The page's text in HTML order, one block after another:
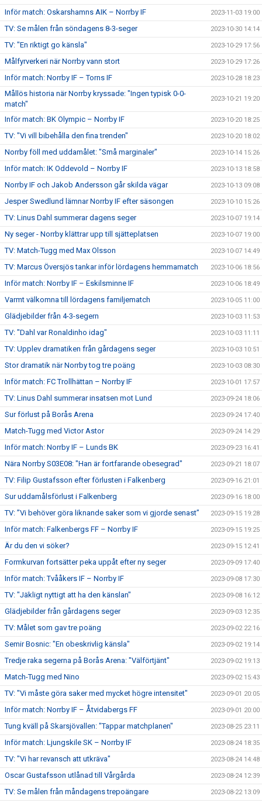
Inför match: Oskarshamns AIK – Norrby IF
2023-11-03 19:00
TV: Se målen från söndagens 8-3-seger 2023-10-30 14:14
TV: "En riktigt go känsla" 2023-10-29 17:56
Målfyrverkeri när Norrby vann stort 2023-10-29 17:26
Inför match: Norrby IF – Torns IF 2023-10-28 18:23
Mållös historia när Norrby kryssade: "Ingen typisk 0-0-
match"
2023-10-21 19:20
Inför match: BK Olympic – Norrby IF 2023-10-20 18:25
TV: "Vi vill bibehålla den fina trenden" 2023-10-20 18:02
Norrby föll med uddamålet: "Små marginaler" 2023-10-14 15:26
Inför match: IK Oddevold – Norrby IF 2023-10-13 18:58
Norrby IF och Jakob Andersson går skilda vägar 2023-10-13 09:08
Jesper Swedlund lämnar Norrby IF efter säsongen 2023-10-10 15:26
TV: Linus Dahl summerar dagens seger 2023-10-07 19:14
Ny seger - Norrby klättrar upp till sjätteplatsen 2023-10-07 19:00
TV: Match-Tugg med Max Olsson 2023-10-07 14:49
TV: Marcus Översjös tankar inför lördagens hemmamatch 2023-10-06 18:56
Inför match: Norrby IF – Eskilsminne IF 2023-10-06 18:49
Varmt välkomna till lördagens familjematch 2023-10-05 11:00
Glädjebilder från 4-3-segern 2023-10-03 11:53
TV: "Dahl var Ronaldinho idag" 2023-10-03 11:11
TV: Upplev dramatiken från gårdagens seger 2023-10-03 10:51
Stor dramatik när Norrby tog tre poäng 2023-10-03 08:30
Inför match: FC Trollhättan – Norrby IF 2023-10-01 17:57
TV: Linus Dahl summerar insatsen mot Lund 2023-09-24 18:06
Sur förlust på Borås Arena 2023-09-24 17:40
Match-Tugg med Victor Astor 2023-09-24 14:29
Inför match: Norrby IF – Lunds BK 2023-09-23 16:41
Nära Norrby S03E08: "Han är fortfarande obesegrad" 2023-09-21 18:07
TV: Filip Gustafsson efter förlusten i Falkenberg 2023-09-16 21:01
Sur uddamålsförlust i Falkenberg 2023-09-16 18:00
TV: ”Vi behöver göra liknande saker som vi gjorde senast” 2023-09-15 19:28
Inför match: Falkenbergs FF – Norrby IF 2023-09-15 19:25
Är du den vi söker? 2023-09-15 12:41
Formkurvan fortsätter peka uppåt efter ny seger 2023-09-09 17:40
Inför match: Tvååkers IF – Norrby IF 2023-09-08 17:30
TV: "Jäkligt nyttigt att ha den känslan" 2023-09-08 16:12
Glädjebilder från gårdagens seger 2023-09-03 12:35
TV: Målet som gav tre poäng 2023-09-02 22:16
Semir Bosnic: "En obeskrivlig känsla" 2023-09-02 19:14
Tredje raka segerna på Borås Arena: "Välförtjänt" 2023-09-02 19:13
Match-Tugg med Nino 2023-09-02 15:43
TV: "Vi måste göra saker med mycket högre intensitet" 2023-09-01 20:05
Inför match: Norrby IF – Åtvidabergs FF 2023-09-01 20:00
Tung kväll på Skarsjövallen: "Tappar matchplanen" 2023-08-25 23:11
Inför match: Ljungskile SK – Norrby IF 2023-08-24 18:35
TV: "Vi har revansch att utkräva" 2023-08-24 14:48
Oscar Gustafsson utlånad till Vårgårda 2023-08-24 12:39
TV: Se målen från måndagens trepoängare 2023-08-22 13:09